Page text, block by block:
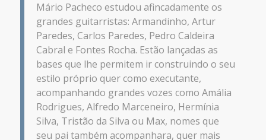
Mário Pacheco estudou afincadamente os
grandes guitarristas: Armandinho, Artur
Paredes, Carlos Paredes, Pedro Caldeira
Cabral e Fontes Rocha. Estão lançadas as
bases que lhe permitem ir construindo o seu
estilo próprio quer como executante,
acompanhando grandes vozes como Amália
Rodrigues, Alfredo Marceneiro, Hermínia
Silva, Tristão da Silva ou Max, nomes que
seu pai também acompanhara, quer mais